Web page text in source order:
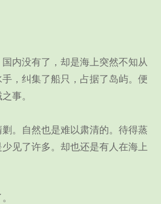
内没有了，却是海上突然不知从
，纠集了船只，占据了岛屿。便
事。
。自然也是难以肃清的。待得蒸
见了许多。却也还是有人在海上